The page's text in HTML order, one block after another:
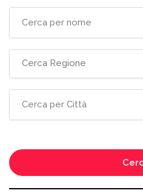
Cerca Regione